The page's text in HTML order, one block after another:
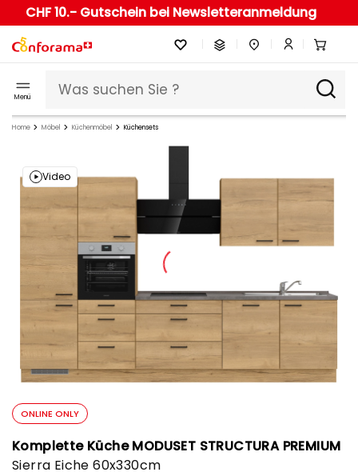
CHF 10.- Gutschein bei Newsletteranmeldung
Menü
Home Möbel Küchenmöbel Küchensets
Video
ONLINE ONLY
Komplette Küche MODUSET STRUCTURA PREMIUM
Sierra Eiche 60x330cm